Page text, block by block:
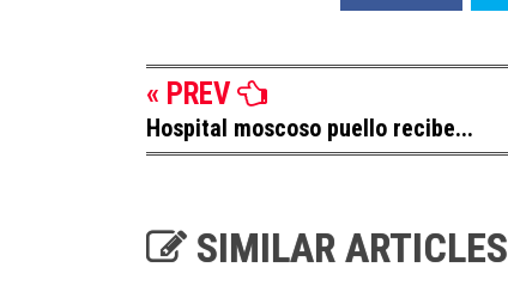
« PREV
Hospital moscoso puello recibe...
SIMILAR ARTICLES